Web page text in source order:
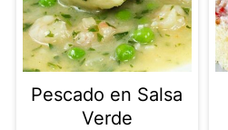
Pescado en Salsa
Verde